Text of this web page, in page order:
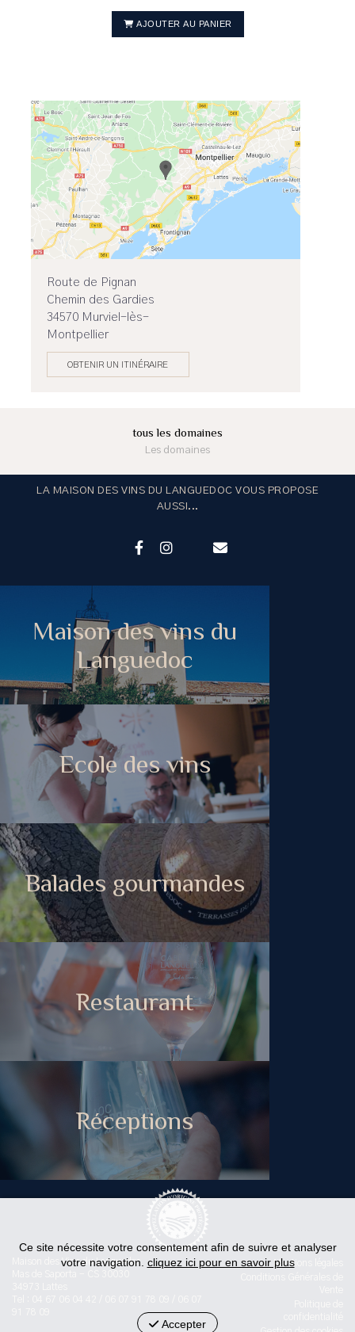
AJOUTER AU PANIER
Route de Pignan
Chemin des Gardies
34570 Murviel-lès-
Montpellier
OBTENIR UN ITINÉRAIRE
tous les domaines
Les domaines
LA MAISON DES VINS DU LANGUEDOC VOUS PROPOSE
AUSSI...
Maison des vins du
Languedoc
Ecole des vins
Balades gourmandes
Restaurant
Réceptions
Maison des Vins du Languedoc
Mentions légales
Ce site nécessite votre consentement afin de suivre et analyser
votre navigation. cliquez ici pour en savoir plus
Accepter